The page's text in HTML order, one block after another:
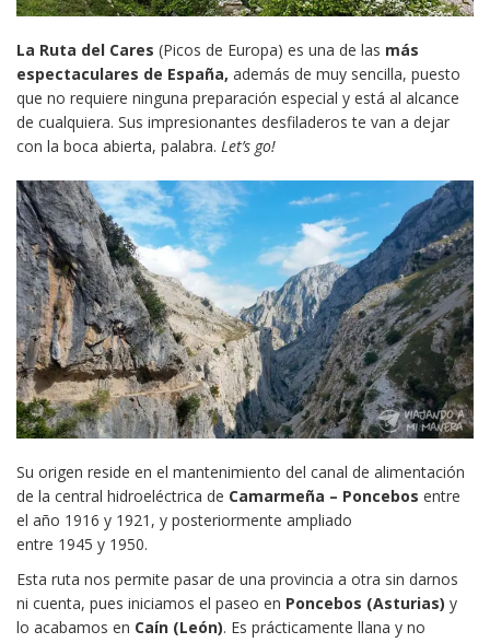
La Ruta del Cares (Picos de Europa) es una de las más
espectaculares de España, además de muy sencilla, puesto
que no requiere ninguna preparación especial y está al alcance
de cualquiera. Sus impresionantes desfiladeros te van a dejar
con la boca abierta, palabra. Let’s go!
Su origen reside en el mantenimiento del canal de alimentación
de la central hidroeléctrica de Camarmeña – Poncebos entre
el año 1916 y 1921, y posteriormente ampliado
entre 1945 y 1950.
Esta ruta nos permite pasar de una provincia a otra sin darnos
ni cuenta, pues iniciamos el paseo en Poncebos (Asturias) y
lo acabamos en Caín (León). Es prácticamente llana y no